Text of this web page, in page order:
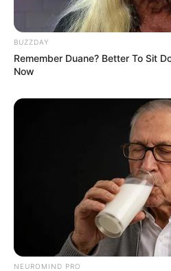
BUZZDAY
Remember Duane? Better To Sit
Now
NEUROMIND PRO